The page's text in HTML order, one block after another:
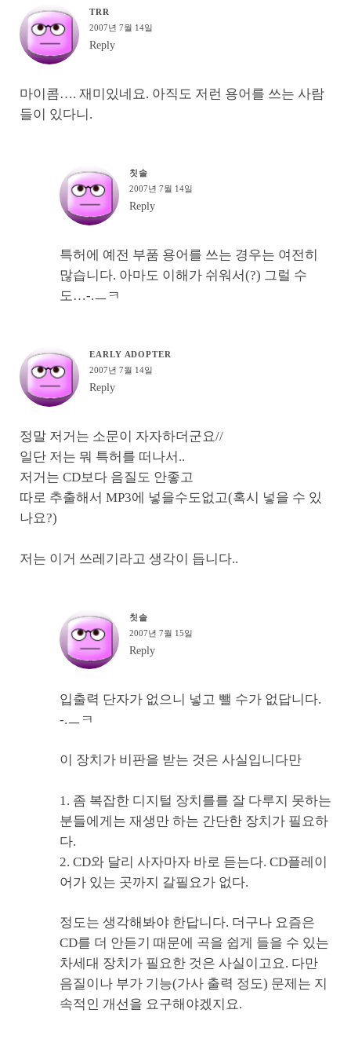
TRR
2007년 7월 14일
Reply
마이콤…. 재미있네요. 아직도 저런 용어를 쓰는 사람
들이 있다니.
칫솔
2007년 7월 14일
Reply
특허에 예전 부품 용어를 쓰는 경우는 여전히
많습니다. 아마도 이해가 쉬워서(?) 그럴 수
도…-.ㅡㅋ
EARLY ADOPTER
2007년 7월 14일
Reply
정말 저거는 소문이 자자하더군요//
일단 저는 뭐 특허를 떠나서..
저거는 CD보다 음질도 안좋고
따로 추출해서 MP3에 넣을수도없고(혹시 넣을 수 있
나요?)
저는 이거 쓰레기라고 생각이 듭니다..
칫솔
2007년 7월 15일
Reply
입출력 단자가 없으니 넣고 뺄 수가 없답니다.
-.ㅡㅋ
이 장치가 비판을 받는 것은 사실입니다만
1. 좀 복잡한 디지털 장치를를 잘 다루지 못하는
분들에게는 재생만 하는 간단한 장치가 필요하
다.
2. CD와 달리 사자마자 바로 듣는다. CD플레이
어가 있는 곳까지 갈필요가 없다.
정도는 생각해봐야 한답니다. 더구나 요즘은
CD를 더 안듣기 때문에 곡을 쉽게 들을 수 있는
차세대 장치가 필요한 것은 사실이고요. 다만
음질이나 부가 기능(가사 출력 정도) 문제는 지
속적인 개선을 요구해야겠지요.